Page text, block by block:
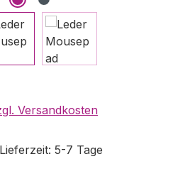
Versandkosten
5-7 Tage